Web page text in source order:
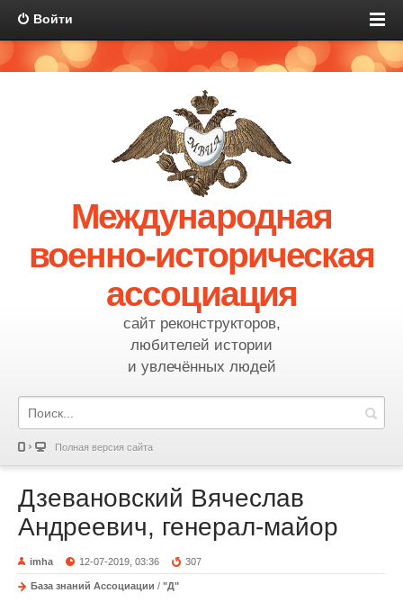
Войти
Международная
военно-историческая
ассоциация
сайт реконструкторов,
любителей истории
и увлечённых людей
Полная версия сайта
Дзевановский Вячеслав
Андреевич, генерал-майор
imha 12-07-2019, 03:36 307
База знаний Ассоциации / "Д"